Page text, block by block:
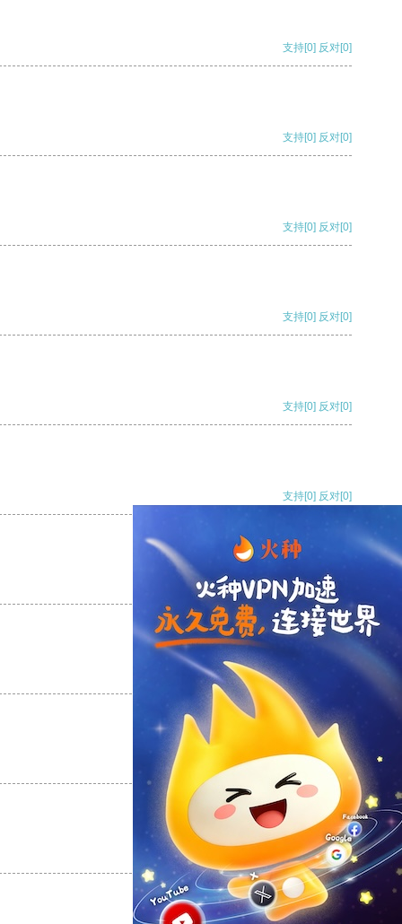
支持[0] 反对[0]
支持[0] 反对[0]
支持[0] 反对[0]
支持[0] 反对[0]
支持[0] 反对[0]
支持[0] 反对[0]
支持[0] 反对
支持
反对 [0]
支持[0] 反对[0]